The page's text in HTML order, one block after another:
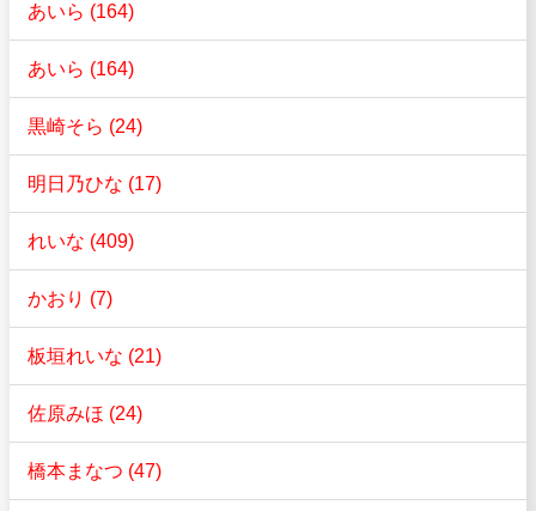
あいら (164)
あいら (164)
黒崎そら (24)
明日乃ひな (17)
れいな (409)
かおり (7)
板垣れいな (21)
佐原みほ (24)
橋本まなつ (47)